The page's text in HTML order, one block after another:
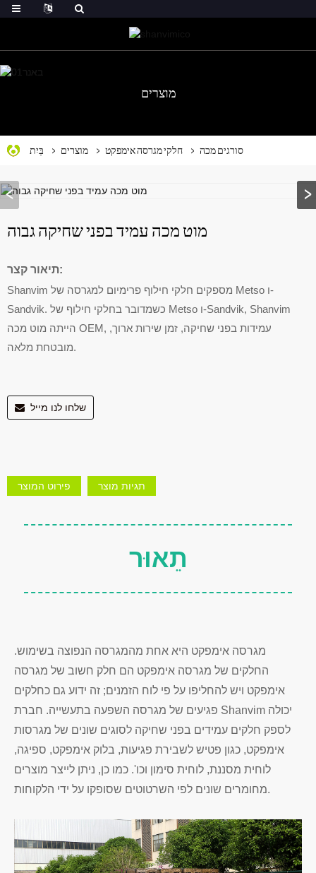
מוצרים
בַּיִת מוצרים חלקי מגרסה אימפקט סורגים מכה
מוט מכה עמיד בפני שחיקה גבוה
תיאור קצר:
Shanvim מספקים חלקי חילוף פרימיום למגרסה של Metso ו-
Sandvik. כשמדובר בחלקי חילוף של Metso ו-Sandvik, Shanvim
הייתה מוט מכה OEM, עמידות בפני שחיקה, זמן שירות ארוך,
מובטחת מלאה.
שלחו לנו מייל
פירוט המוצר תגיות מוצר
תֵאוּר
מגרסה אימפקט היא אחת מהמגרסה הנפוצה בשימוש.
החלקים של מגרסה אימפקט הם חלק חשוב של מגרסה
אימפקט ויש להחליפו על פי לוח הזמנים; זה ידוע גם כחלקים
פגיעים של מגרסה השפעה בתעשייה. חברת Shanvim יכולה
לספק חלקים עמידים בפני שחיקה לסוגים שונים של מגרסות
אימפקט, כגון פטיש לשבירת פגיעות, בלוק אימפקט, ספיגה,
לוחית מסננת, לוחית סימון וכו'. כמו כן, ניתן לייצר מוצרים
מחומרים שונים לפי השרטוטים שסופקו על ידי הלקוחות.